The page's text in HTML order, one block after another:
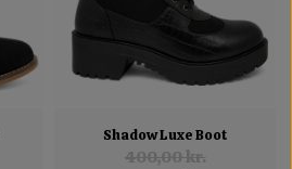
Shadow Luxe Boot
400,00 kr.